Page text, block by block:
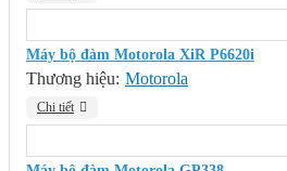
Máy bộ đàm Motorola XiR P6620i
Thương hiệu: Motorola
Chi tiết